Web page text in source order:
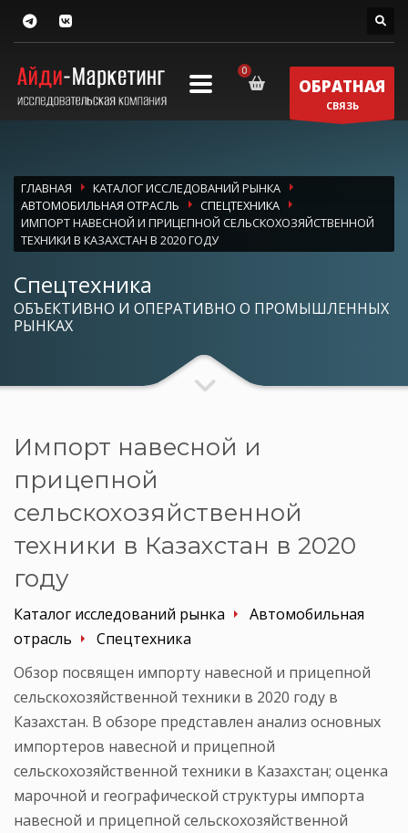
ОБРАТНАЯ
СВЯЗЬ
ГЛАВНАЯ
КАТАЛОГ ИССЛЕДОВАНИЙ РЫНКА
АВТОМОБИЛЬНАЯ ОТРАСЛЬ
СПЕЦТЕХНИКА
ИМПОРТ НАВЕСНОЙ И ПРИЦЕПНОЙ СЕЛЬСКОХОЗЯЙСТВЕННОЙ
ТЕХНИКИ В КАЗАХСТАН В 2020 ГОДУ
Спецтехника
ОБЪЕКТИВНО И ОПЕРАТИВНО О ПРОМЫШЛЕННЫХ
РЫНКАХ
Импорт навесной и
прицепной
сельскохозяйственной
техники в Казахстан в 2020
году
Каталог исследований рынка
Автомобильная
отрасль
Спецтехника
Обзор посвящен импорту навесной и прицепной
сельскохозяйственной техники в 2020 году в
Казахстан. В обзоре представлен анализ основных
импортеров навесной и прицепной
сельскохозяйственной техники в Казахстан; оценка
марочной и географической структуры импорта
навесной и прицепной сельскохозяйственной